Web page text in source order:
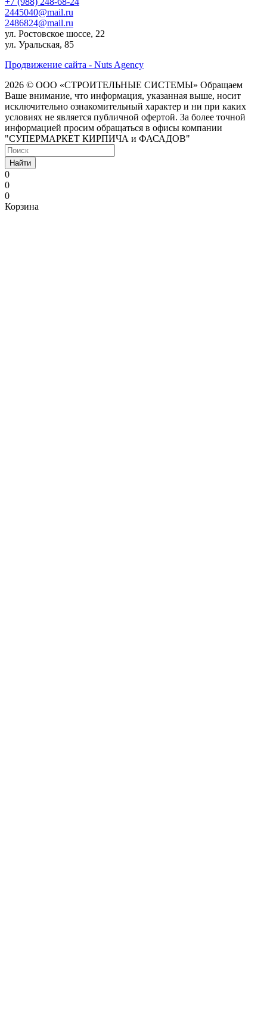
2445040@mail.ru
2486824@mail.ru
ул. Ростовское шоссе, 22
ул. Уральская, 85
Продвижение сайта - Nuts Agency
2026 © ООО «СТРОИТЕЛЬНЫЕ СИСТЕМЫ» Обращаем
Ваше внимание, что информация, указанная выше, носит
исключительно ознакомительный характер и ни при каких
условиях не является публичной офертой. За более точной
информацией просим обращаться в офисы компании
"СУПЕРМАРКЕТ КИРПИЧА и ФАСАДОВ"
Найти
0
0
0
Корзина